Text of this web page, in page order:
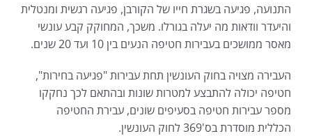
התנועה, פגיעה בשגרת חייו של הקורבן, פגיעה רגשית ומנטלית
והיעדר וודאות מה יעלה בגורלו. משכך, המחוקק קבע עונשי
מאסר ממושכים בעבירות חטיפה הנעים בין 10 ועד 20 שנים.
העבירה מצויה בחוק העונשין תחת עבירות "פגיעה בחירות",
חטיפה יכולה להתבצע למטרות שונות ובהתאם לכך נחקקו
מספר עבירות חטיפה בסעיפים שונים, עבירת החטיפה
הכללית מוסדרת בס'369 לחוק העונשין.